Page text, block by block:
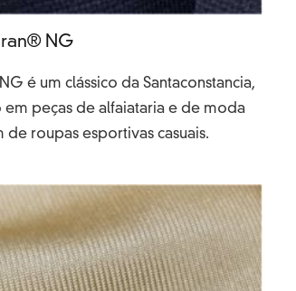
NG
NG é um clássico da Santaconstancia,
em peças de alfaiataria e de moda
de roupas esportivas casuais.